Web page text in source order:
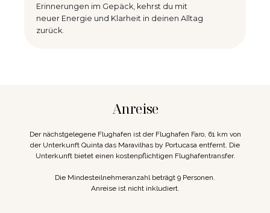
Erinnerungen im Gepäck, kehrst du mit
neuer Energie und Klarheit in deinen Alltag
zurück.
Anreise
Der nächstgelegene Flughafen ist der Flughafen Faro, 61 km von
der Unterkunft Quinta das Maravilhas by Portucasa entfernt. Die
Unterkunft bietet einen kostenpflichtigen Flughafentransfer.
Die Mindesteilnehmeranzahl beträgt 9 Personen.
Anreise ist nicht inkludiert.